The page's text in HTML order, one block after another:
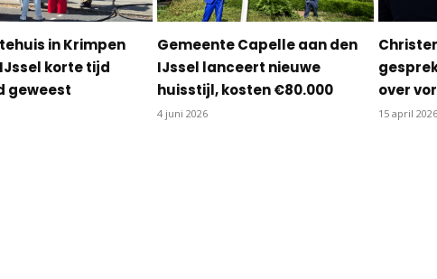
in Krimpen
korte tijd
geweest
Gemeente Capelle aan den
IJssel lanceert nieuwe
huisstijl, kosten €80.000
4 juni 2026
gesprek
over
15 april 2026